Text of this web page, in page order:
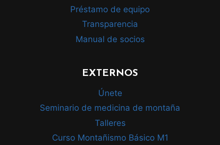
Préstamo de equipo
Transparencia
Manual de socios
EXTERNOS
Únete
Seminario de medicina de montaña
Talleres
Curso Montañismo Básico M1